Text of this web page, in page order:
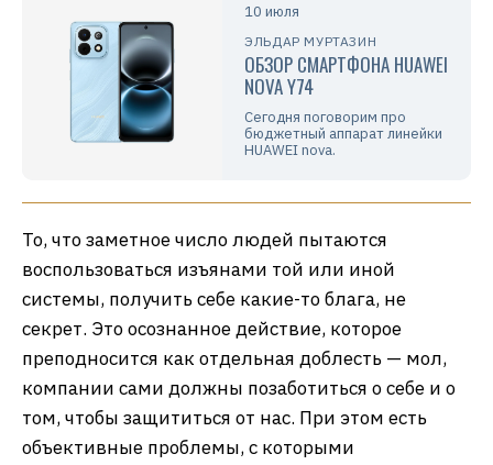
10 июля
ЭЛЬДАР МУРТАЗИН
ОБЗОР СМАРТФОНА HUAWEI
NOVA Y74
Сегодня поговорим про
бюджетный аппарат линейки
HUAWEI nova.
То, что заметное число людей пытаются
воспользоваться изъянами той или иной
системы, получить себе какие-то блага, не
секрет. Это осознанное действие, которое
преподносится как отдельная доблесть — мол,
компании сами должны позаботиться о себе и о
том, чтобы защититься от нас. При этом есть
объективные проблемы, с которыми